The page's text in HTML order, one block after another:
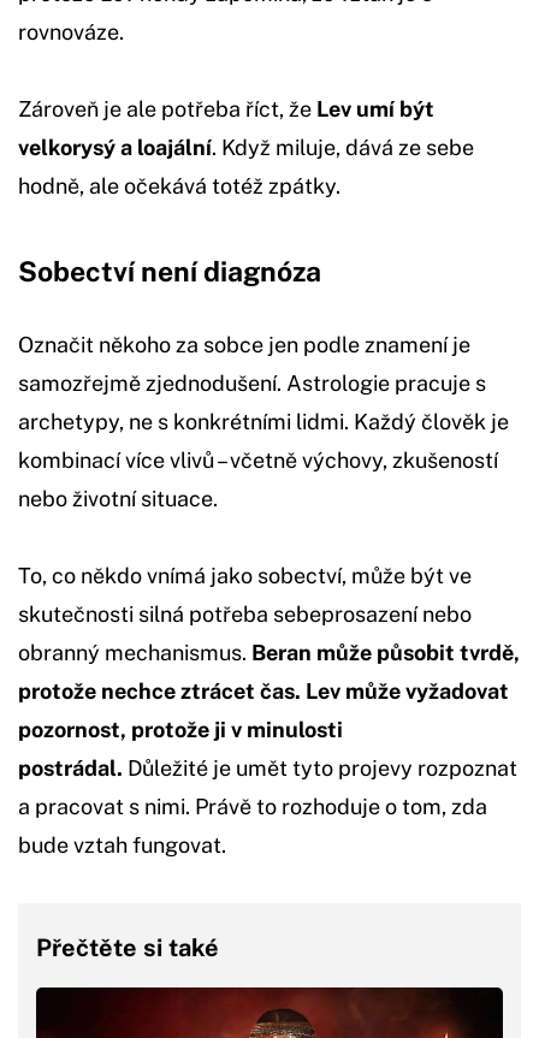
rovnováze.
Zároveň je ale potřeba říct, že Lev umí být
velkorysý a loajální. Když miluje, dává ze sebe
hodně, ale očekává totéž zpátky.
Sobectví není diagnóza
Označit někoho za sobce jen podle znamení je
samozřejmě zjednodušení. Astrologie pracuje s
archetypy, ne s konkrétními lidmi. Každý člověk je
kombinací více vlivů – včetně výchovy, zkušeností
nebo životní situace.
To, co někdo vnímá jako sobectví, může být ve
skutečnosti silná potřeba sebeprosazení nebo
obranný mechanismus. Beran může působit tvrdě,
protože nechce ztrácet čas. Lev může vyžadovat
pozornost, protože ji v minulosti
postrádal. Důležité je umět tyto projevy rozpoznat
a pracovat s nimi. Právě to rozhoduje o tom, zda
bude vztah fungovat.
Přečtěte si také